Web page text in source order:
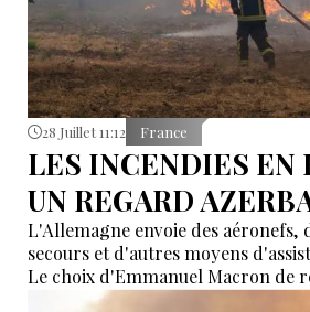
28 Juillet 11:12 France
LES INCENDIES EN
UN REGARD
L'Allemagne envoie des aéronefs,
secours et d'autres moyens
Le choix d'Emmanuel Macron de
allemand a eu une portée